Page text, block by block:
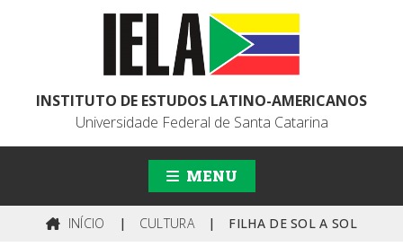
INSTITUTO DE ESTUDOS LATINO-AMERICANOS
Universidade Federal de Santa Catarina
MENU
INÍCIO | CULTURA | FILHA DE SOL A SOL